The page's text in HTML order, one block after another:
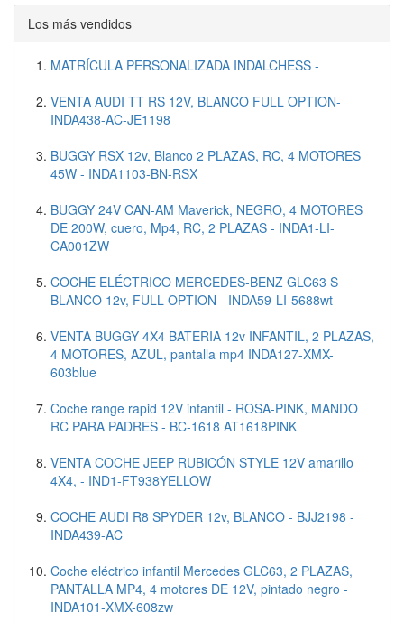
Los más vendidos
MATRÍCULA PERSONALIZADA INDALCHESS -
VENTA AUDI TT RS 12V, BLANCO FULL OPTION-
INDA438-AC-JE1198
BUGGY RSX 12v, Blanco 2 PLAZAS, RC, 4 MOTORES
45W - INDA1103-BN-RSX
BUGGY 24V CAN-AM Maverick, NEGRO, 4 MOTORES
DE 200W, cuero, Mp4, RC, 2 PLAZAS - INDA1-LI-
CA001ZW
COCHE ELÉCTRICO MERCEDES-BENZ GLC63 S
BLANCO 12v, FULL OPTION - INDA59-LI-5688wt
VENTA BUGGY 4X4 BATERIA 12v INFANTIL, 2 PLAZAS,
4 MOTORES, AZUL, pantalla mp4 INDA127-XMX-
603blue
Coche range rapid 12V infantil - ROSA-PINK, MANDO
RC PARA PADRES - BC-1618 AT1618PINK
VENTA COCHE JEEP RUBICÓN STYLE 12V amarillo
4X4, - IND1-FT938YELLOW
COCHE AUDI R8 SPYDER 12v, BLANCO - BJJ2198 -
INDA439-AC
Coche eléctrico infantil Mercedes GLC63, 2 PLAZAS,
PANTALLA MP4, 4 motores DE 12V, pintado negro -
INDA101-XMX-608zw